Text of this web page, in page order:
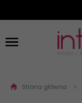
Strona główna